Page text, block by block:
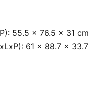
55.5 x 76.5 x 31 cm
61 x 88.7 x 33.7